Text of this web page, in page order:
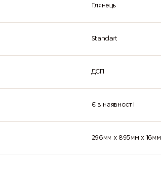
Глянець
Standart
ДСП
Є в наявності
296мм x 895мм x 16мм